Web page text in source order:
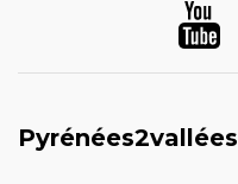
Pyrénées2vallées